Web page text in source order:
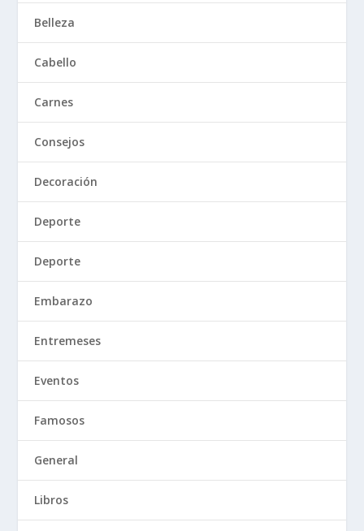
Belleza
Cabello
Carnes
Consejos
Decoración
Deporte
Deporte
Embarazo
Entremeses
Eventos
Famosos
General
Libros